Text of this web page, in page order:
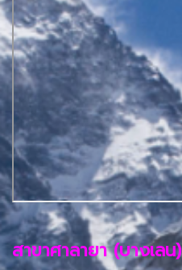
สาขาศาลายา (บางเลน)